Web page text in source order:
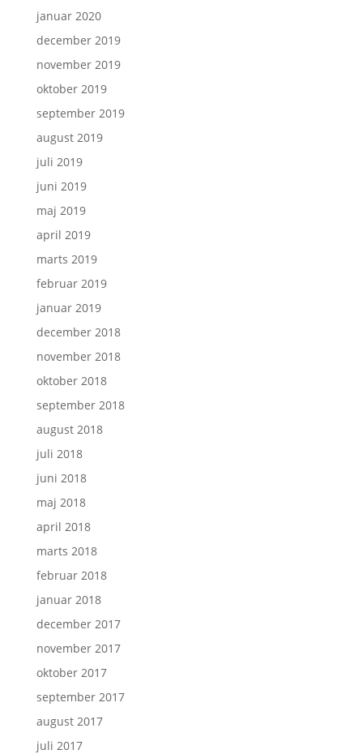
januar 2020
december 2019
november 2019
oktober 2019
september 2019
august 2019
juli 2019
juni 2019
maj 2019
april 2019
marts 2019
februar 2019
januar 2019
december 2018
november 2018
oktober 2018
september 2018
august 2018
juli 2018
juni 2018
maj 2018
april 2018
marts 2018
februar 2018
januar 2018
december 2017
november 2017
oktober 2017
september 2017
august 2017
juli 2017